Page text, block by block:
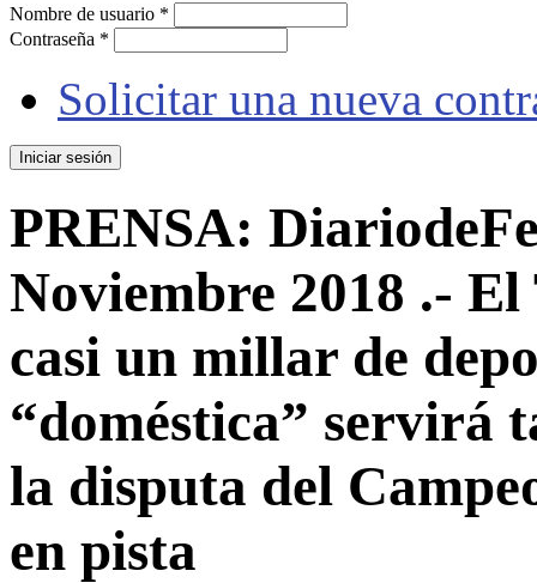
Nombre de usuario *
Contraseña *
Solicitar una nueva
PRENSA:
Noviembre 2018 .-
casi un millar de
“doméstica” servirá
la disputa del
en pista